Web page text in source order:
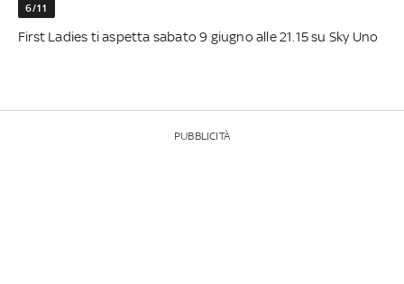
6/11
First Ladies ti aspetta sabato 9 giugno alle 21.15 su Sky Uno
PUBBLICITÀ